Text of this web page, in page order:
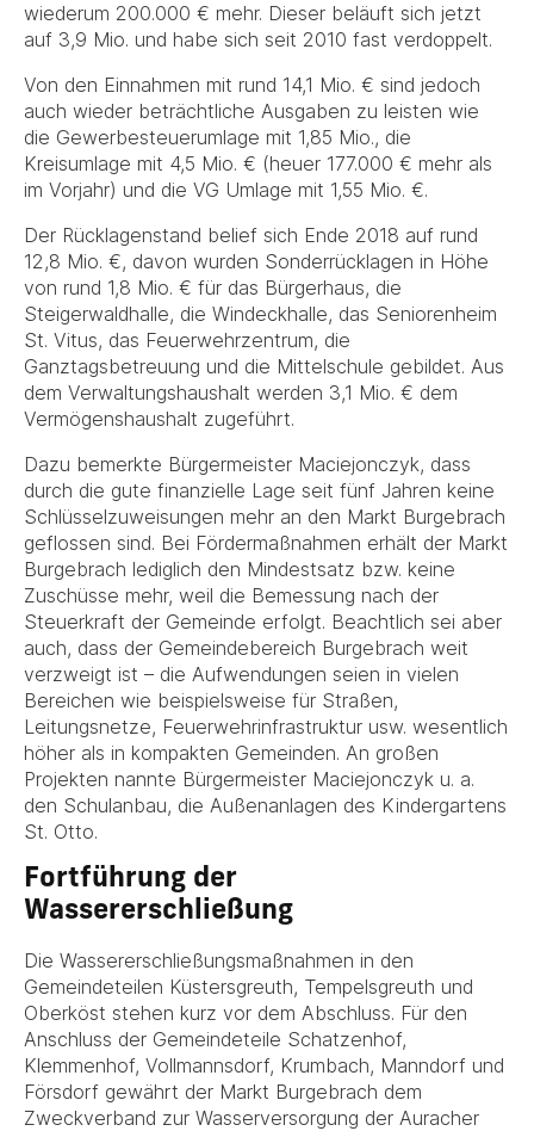
wiederum 200.000 € mehr. Dieser beläuft sich jetzt
auf 3,9 Mio. und habe sich seit 2010 fast verdoppelt.
Von den Einnahmen mit rund 14,1 Mio. € sind jedoch
auch wieder beträchtliche Ausgaben zu leisten wie
die Gewerbesteuerumlage mit 1,85 Mio., die
Kreisumlage mit 4,5 Mio. € (heuer 177.000 € mehr als
im Vorjahr) und die VG Umlage mit 1,55 Mio. €.
Der Rücklagenstand belief sich Ende 2018 auf rund
12,8 Mio. €, davon wurden Sonderrücklagen in Höhe
von rund 1,8 Mio. € für das Bürgerhaus, die
Steigerwaldhalle, die Windeckhalle, das Seniorenheim
St. Vitus, das Feuerwehrzentrum, die
Ganztagsbetreuung und die Mittelschule gebildet. Aus
dem Verwaltungshaushalt werden 3,1 Mio. € dem
Vermögenshaushalt zugeführt.
Dazu bemerkte Bürgermeister Maciejonczyk, dass
durch die gute finanzielle Lage seit fünf Jahren keine
Schlüsselzuweisungen mehr an den Markt Burgebrach
geflossen sind. Bei Fördermaßnahmen erhält der Markt
Burgebrach lediglich den Mindestsatz bzw. keine
Zuschüsse mehr, weil die Bemessung nach der
Steuerkraft der Gemeinde erfolgt. Beachtlich sei aber
auch, dass der Gemeindebereich Burgebrach weit
verzweigt ist – die Aufwendungen seien in vielen
Bereichen wie beispielsweise für Straßen,
Leitungsnetze, Feuerwehrinfrastruktur usw. wesentlich
höher als in kompakten Gemeinden. An großen
Projekten nannte Bürgermeister Maciejonczyk u. a.
den Schulanbau, die Außenanlagen des Kindergartens
St. Otto.
Fortführung der
Wassererschließung
Die Wassererschließungsmaßnahmen in den
Gemeindeteilen Küstersgreuth, Tempelsgreuth und
Oberköst stehen kurz vor dem Abschluss. Für den
Anschluss der Gemeindeteile Schatzenhof,
Klemmenhof, Vollmannsdorf, Krumbach, Manndorf und
Försdorf gewährt der Markt Burgebrach dem
Zweckverband zur Wasserversorgung der Auracher